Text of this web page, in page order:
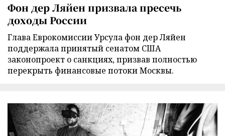
Фон дер Ляйен призвала пресечь
доходы России
Глава Еврокомиссии Урсула фон дер Ляйен
поддержала принятый сенатом США
законопроект о санкциях, призвав полностью
перекрыть финансовые потоки Москвы.